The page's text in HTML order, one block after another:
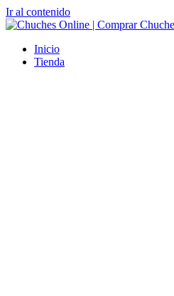
Ir al contenido
Inicio
Tienda